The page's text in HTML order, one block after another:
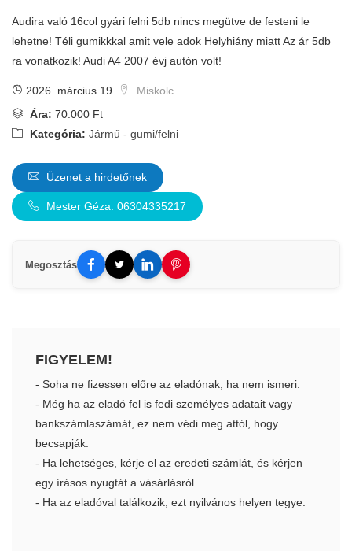
Audira való 16col gyári felni 5db nincs megütve de festeni le
lehetne! Téli gumikkkal amit vele adok Helyhiány miatt Az ár 5db
ra vonatkozik! Audi A4 2007 évj autón volt!
2026. március 19.
Miskolc
Ára: 70.000 Ft
Kategória: Jármű - gumi/felni
Üzenet a hirdetőnek
Mester Géza: 06304335217
Megosztás
FIGYELEM!
- Soha ne fizessen előre az eladónak, ha nem ismeri.
- Még ha az eladó fel is fedi személyes adatait vagy
bankszámlaszámát, ez nem védi meg attól, hogy
becsapják.
- Ha lehetséges, kérje el az eredeti számlát, és kérjen
egy írásos nyugtát a vásárlásról.
- Ha az eladóval találkozik, ezt nyilvános helyen tegye.